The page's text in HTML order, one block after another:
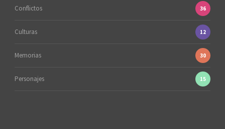
Conflictos 36
Culturas 12
Memorias 30
Personajes 15